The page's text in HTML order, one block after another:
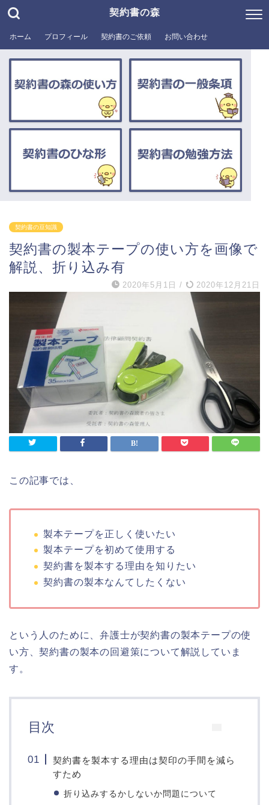
契約書の森
ホーム プロフィール 契約書のご依頼 お問い合わせ
契約書の豆知識
契約書の製本テープの使い方を画像で
解説、折り込み有
2020年5月1日 / 2020年12月21日
この記事では、
製本テープを正しく使いたい
製本テープを初めて使用する
契約書を製本する理由を知りたい
契約書の製本なんてしたくない
という人のために、弁護士が契約書の製本テープの使
い方、契約書の製本の回避策について解説していま
す。
目次
契約書を製本する理由は契印の手間を減ら
すため
折り込みするかしないか問題について